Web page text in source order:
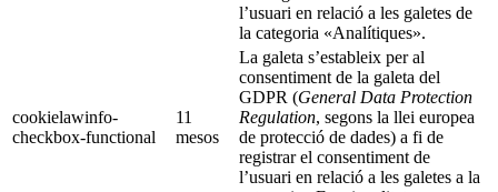
l’usuari en relació a les galetes de
la categoria «Analítiques».
cookielawinfo-
checkbox-functional
11
mesos
La galeta s’estableix per al
consentiment de la galeta del
GDPR (General Data Protection
Regulation, segons la llei europea
de protecció de dades) a fi de
registrar el consentiment de
l’usuari en relació a les galetes a la